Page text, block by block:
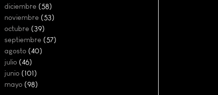
diciembre (58)
noviembre (53)
octubre (39)
septiembre (57)
agosto (40)
julio (46)
junio (101)
mayo (98)